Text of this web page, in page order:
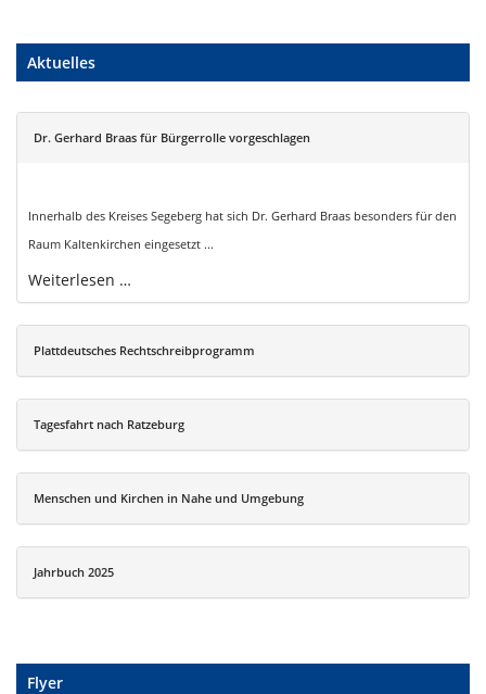
Aktuelles
Dr. Gerhard Braas für Bürgerrolle vorgeschlagen
Innerhalb des Kreises Segeberg hat sich Dr. Gerhard Braas besonders für den
Raum Kaltenkirchen eingesetzt ...
Weiterlesen …
Plattdeutsches Rechtschreibprogramm
Tagesfahrt nach Ratzeburg
Menschen und Kirchen in Nahe und Umgebung
Jahrbuch 2025
Flyer